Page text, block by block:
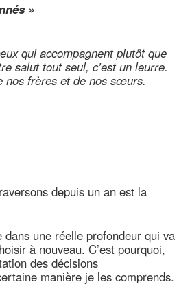
»
qui accompagnent plutôt que
salut tout seul, c’est un leurre.
nos frères et de nos sœurs.
depuis un an est la
une réelle profondeur qui va
à nouveau. C’est pourquoi,
des décisions
manière je les comprends.